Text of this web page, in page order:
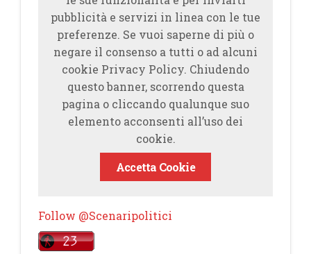
pubblicità e servizi in linea con le tue
preferenze. Se vuoi saperne di più o
negare il consenso a tutti o ad alcuni
cookie Privacy Policy. Chiudendo
questo banner, scorrendo questa
pagina o cliccando qualunque suo
elemento acconsenti all’uso dei
cookie.
Accetta Cookie
Follow @Scenaripolitici